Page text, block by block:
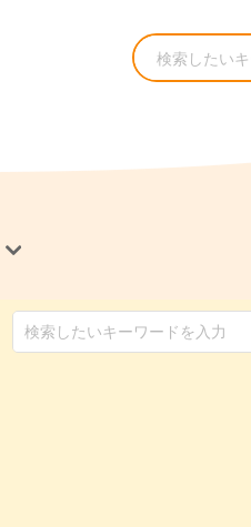
犬のケア・お手入れ
猫のケア・お手入れ